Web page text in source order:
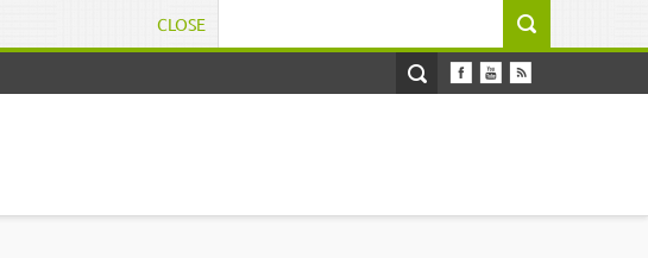
CLOSE